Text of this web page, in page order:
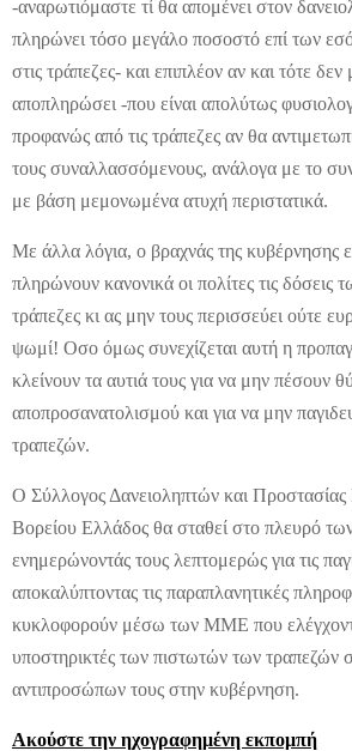
-αναρωτιόμαστε τί θα απομένει στον
πληρώνει τόσο μεγάλο ποσοστό επί των
στις τράπεζες- και επιπλέον αν και τότε δεν
αποπληρώσει -που είναι απολύτως
προφανώς από τις τράπεζες αν θα
τους συναλλασσόμενους, ανάλογα με το
με βάση μεμονωμένα ατυχή περιστατικά.
Με άλλα λόγια, ο βραχνάς της κυβέρνησης
πληρώνουν κανονικά οι πολίτες τις δόσεις
τράπεζες κι ας μην τους περισσεύει ούτε
ψωμί! Οσο όμως συνεχίζεται αυτή η
κλείνουν τα αυτιά τους για να μην πέσουν
αποπροσανατολισμού και για να μην
τραπεζών.
Ο Σύλλογος Δανειοληπτών και
Βορείου Ελλάδος θα σταθεί στο πλευρό
ενημερώνοντάς τους λεπτομερώς για τις
αποκαλύπτοντας τις παραπλανητικές
κυκλοφορούν μέσω των ΜΜΕ που
υποστηρικτές των πιστωτών των τραπεζών
αντιπροσώπων τους στην κυβέρνηση.
Ακούστε την ηχογραφημένη εκπομπή